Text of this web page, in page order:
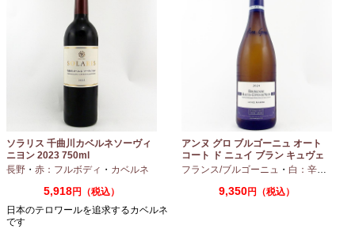
ソラリス 千曲川カベルネソーヴィ
ニヨン 2023 750ml
長野 ・ 赤：フルボディ ・ カベルネ
5,918円（税込）
日本のテロワールを追求するカベルネ
です
アンヌ グロ ブルゴーニュ オート
コート ド ニュイ ブラン キュヴェ
マリーヌ 2024 750ml
フランス/ブルゴーニュ ・ 白：辛口
9,350円（税込）